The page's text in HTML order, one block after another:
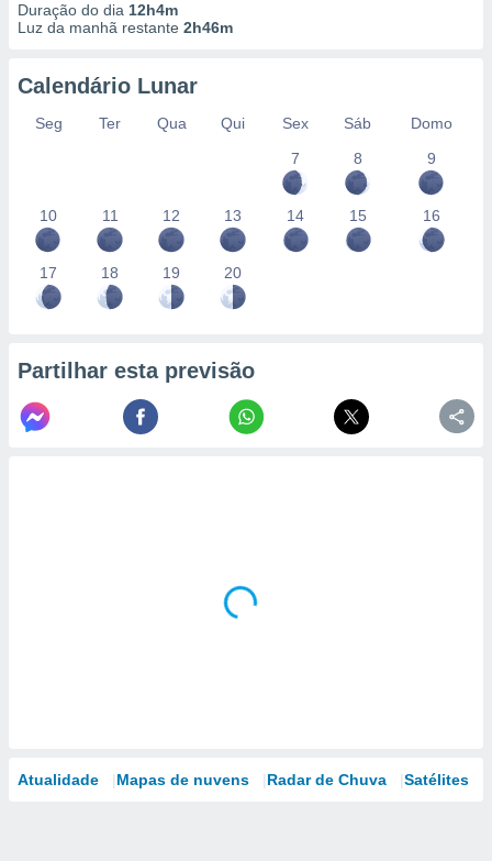
Duração do dia 12h4m
Luz da manhã restante 2h46m
Calendário Lunar
Seg Ter Qua Qui Sex Sáb
Domo
7
8 9
10 11 12 13 14 15 16
17 18 19 20
Partilhar esta previsão
Atualidade Mapas de nuvens Radar de Chuva Satélites